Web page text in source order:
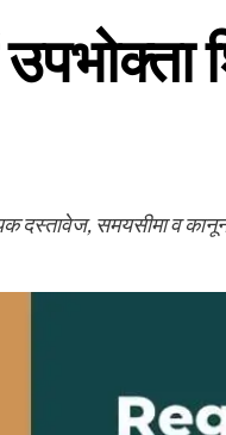
दस्तावेज, समयसीमा व